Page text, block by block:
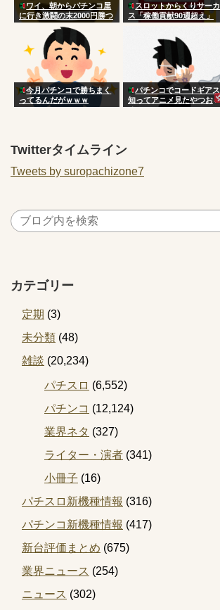
ワイ、朝からパチンコ屋
に行き激闘の末2000円勝つ
スロットからくりサーカ
ス「稼働貢献90週超え」
今月パチンコで勝ちまく
ってるんだがｗｗｗ
パチンコでコードギアス
知ってアニメ見たやつお
る？
Twitterタイムライン
Tweets by suropachizone7
カテゴリー
定期 (3)
未分類 (48)
雑談 (20,234)
パチスロ (6,552)
パチンコ (12,124)
業界ネタ (327)
ライター・演者 (341)
小冊子 (16)
パチスロ新機種情報 (316)
パチンコ新機種情報 (417)
新台評価まとめ (675)
業界ニュース (254)
ニュース (302)